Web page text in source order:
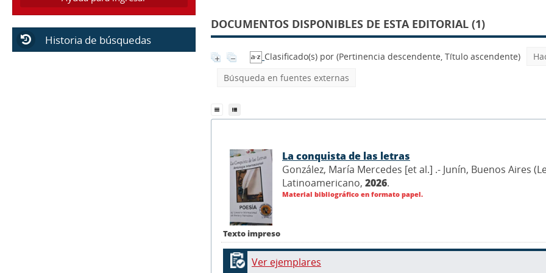
Historia de búsquedas
DOCUMENTOS DISPONIBLES DE ESTA EDITORIAL (1)
Clasificado(s) por (Pertinencia descendente, Título ascendente)
Búsqueda en fuentes externas
Texto impreso
La conquista de las letras
González, María Mercedes [et al.] .- Junín, Buenos Aires
Latinoamericano, 2026.
Material bibliográfico en formato papel.
Ver ejemplares